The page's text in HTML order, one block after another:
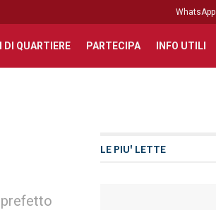
WhatsApp
DI QUARTIERE PARTECIPA INFO UTILI
prefetto
LE PIU' LETTE